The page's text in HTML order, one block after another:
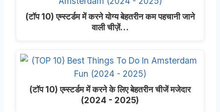
(टॉप 10) एम्स्टर्डम में करने योग्य बेहतरीन कम पहचानी जाने
वाली चीज़ें…
(टॉप 10) एम्स्टर्डम में करने के लिए बेहतरीन चीजें मजेदार
(2024 - 2025)